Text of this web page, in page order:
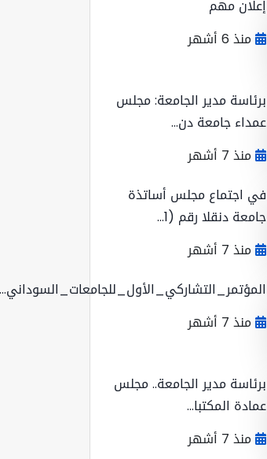
إعلان مهم
منذ 6 أشهر
برئاسة مدير الجامعة: مجلس
عمداء جامعة دن...
منذ 7 أشهر
في اجتماع مجلس أساتذة
جامعة دنقلا رقم (1...
منذ 7 أشهر
المؤتمر_التشاركي_الأول_للجامعات_السوداني...
منذ 7 أشهر
برئاسة مدير الجامعة.. مجلس
عمادة المكتبا...
منذ 7 أشهر